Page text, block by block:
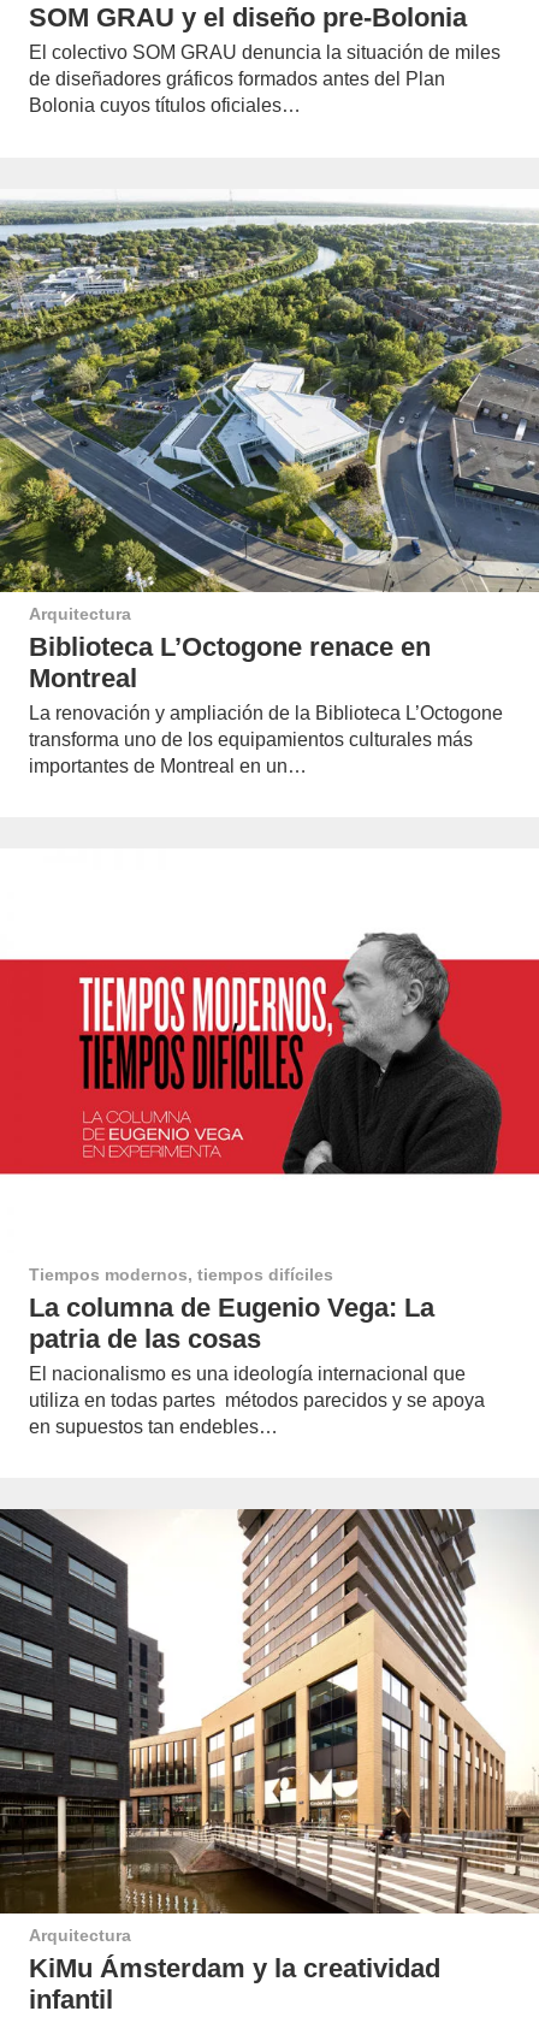
SOM GRAU y el diseño pre-Bolonia
El colectivo SOM GRAU denuncia la situación de miles
de diseñadores gráficos formados antes del Plan
Bolonia cuyos títulos oficiales…
Arquitectura
Biblioteca L’Octogone renace en
Montreal
La renovación y ampliación de la Biblioteca L’Octogone
transforma uno de los equipamientos culturales más
importantes de Montreal en un…
Tiempos modernos, tiempos difíciles
La columna de Eugenio Vega: La
patria de las cosas
El nacionalismo es una ideología internacional que
utiliza en todas partes métodos parecidos y se apoya
en supuestos tan endebles…
Arquitectura
KiMu Ámsterdam y la creatividad
infantil